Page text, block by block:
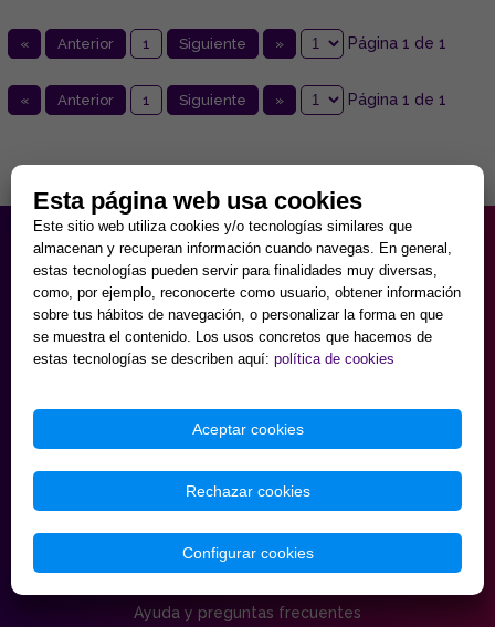
« Anterior 1 Siguiente » Página 1 de 1
« Anterior 1 Siguiente » Página 1 de 1
HORARIO PARTICULAR
de Lunes a Viernes
9:30 - 20:00
Sábados
10:00 - 14:00 y 17:00 - 20:00
Domingos cerrado.
de Lunes a Viernes
9:30 - 18:00
10:00 - 14:00 y 17:00 - 20:00
Domingos cerrado.
(AGOSTO Almacén mayorista cerrado sábados)
Ayuda y preguntas frecuentes
Esta página web usa cookies
Este sitio web utiliza cookies y/o tecnologías similares que
almacenan y recuperan información cuando navegas. En general,
estas tecnologías pueden servir para finalidades muy diversas,
como, por ejemplo, reconocerte como usuario, obtener información
sobre tus hábitos de navegación, o personalizar la forma en que
se muestra el contenido. Los usos concretos que hacemos de
estas tecnologías se describen aquí: política de cookies
Aceptar cookies
Rechazar cookies
Configurar cookies